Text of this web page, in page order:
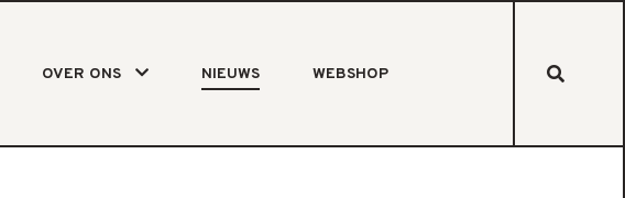
OVER ONS NIEUWS WEBSHOP